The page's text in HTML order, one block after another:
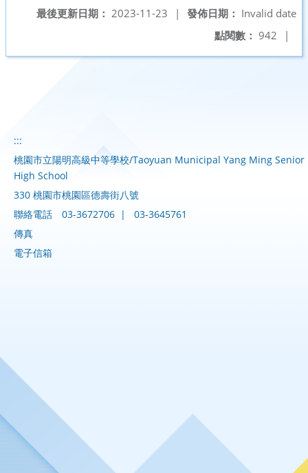
發佈日期： Invalid date
最後更新日期： 2023-11-23
|
點閱數： 942 |
:::
桃園市立陽明高級中等學校/Taoyuan Municipal Yang Ming Senior
High School
330 桃園市桃園區德壽街八號
聯絡電話
03-3672706 |
03-3645761
傳真
電子信箱